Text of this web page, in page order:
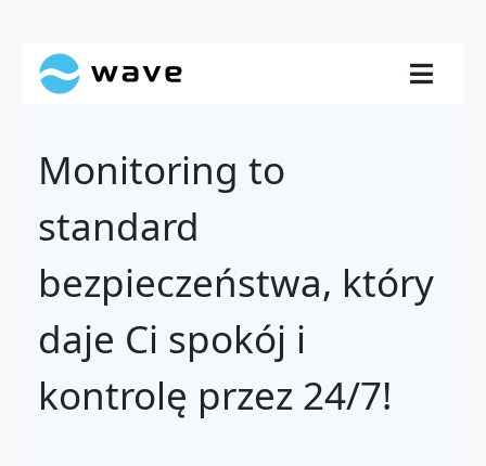
Monitoring to
standard
bezpieczeństwa, który
daje Ci spokój i
kontrolę przez 24/7!